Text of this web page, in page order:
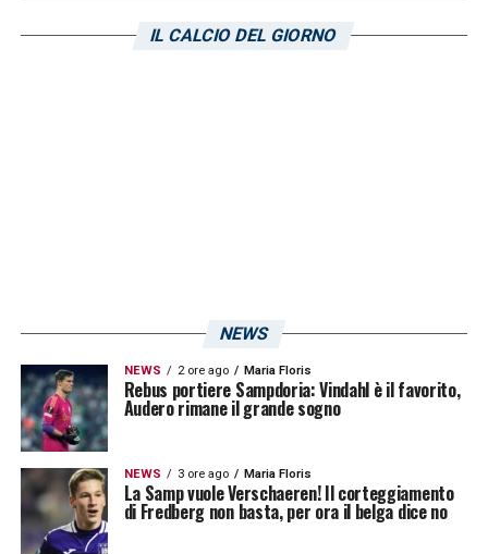
LA PLAYLIST DELLE NOSTRE TOP NEWS
IL CALCIO DEL GIORNO
NEWS
NEWS 2 ore ago Maria Floris
Rebus portiere Sampdoria: Vindahl è il favorito,
Audero rimane il grande sogno
NEWS 3 ore ago Maria Floris
La Samp vuole Verschaeren! Il corteggiamento
di Fredberg non basta, per ora il belga dice no